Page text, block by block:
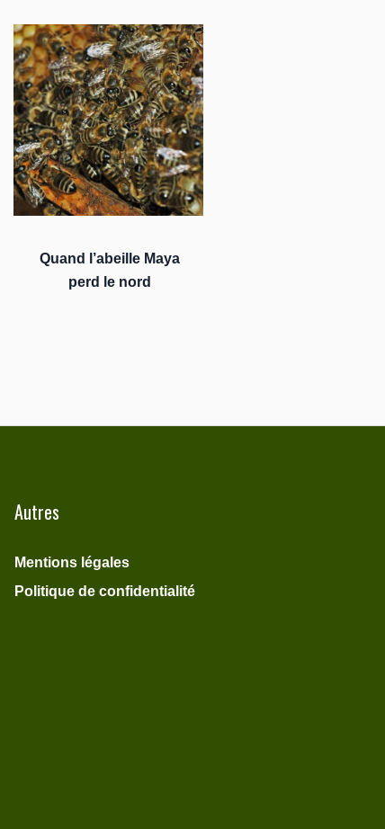
Quand l’abeille Maya
perd le nord
Autres
Mentions légales
Politique de confidentialité